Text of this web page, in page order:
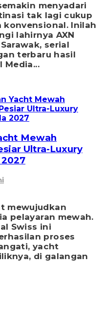
menyadari
tak lagi cukup
konvensional. Inilah
lahirnya AXN
serial
terbaru hasil
Media...
Mewah
Ultra-Luxury
mewujudkan
pelayaran mewah.
Swiss ini
proses
yacht
di galangan